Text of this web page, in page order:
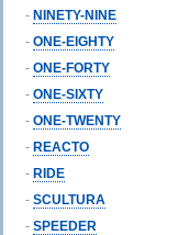
- NINETY-NINE
- ONE-EIGHTY
- ONE-FORTY
- ONE-SIXTY
- ONE-TWENTY
- REACTO
- RIDE
- SCULTURA
- SPEEDER